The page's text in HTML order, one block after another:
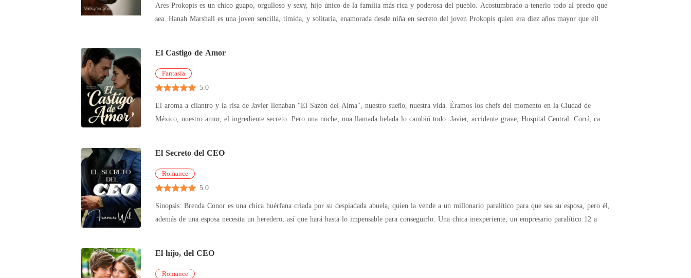
Ares Prokopis es un chico guapo, orgulloso y sexy, hijo único de la familia más rica y poderosa del pueblo. Acostumbrado a tenerlo todo al precio que
sea. Hanah Marshall es una joven sencilla, tímida, y solitaria, enamorada desde niña en secreto del joven Prokopis quien era diez años mayor que ell
El Castigo de Amor
Fantasía
5.0
El aroma a cilantro y la risa de Javier llenaban "El Sazón del Alma", nuestro sueño, nuestra vida. Éramos los chefs del momento en la Ciudad de
México, nuestro amor, el ingrediente secreto. Pero una noche, una llamada helada lo cambió todo: Javier, accidente grave, Hospital Central. Corrí, cada
El Secreto del CEO
Romance
5.0
Sinopsis: Brenda Conor es una chica huérfana criada por su despiadada abuela, quien la vende a un millonario paralítico para que sea su esposa, pero él,
además de una esposa necesita un heredero, así que hará hasta lo impensable para conseguirlo. Una chica inexperiente, un empresario paralítico 12 a
El hijo, del CEO
Romance